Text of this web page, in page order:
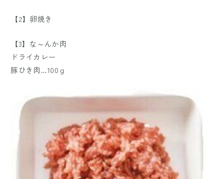
【2】卵焼き
【3】な～んか肉
ドライカレー
豚ひき肉…100ｇ